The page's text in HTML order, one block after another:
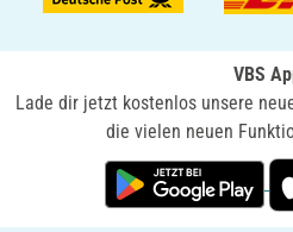
VBS
Lade dir jetzt kostenlos unsere
die vielen neuen